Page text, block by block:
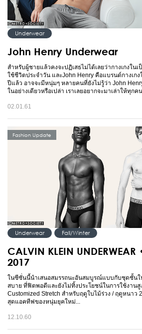
Underwear
John Henry Underwear
สำหรับผู้ชายแล้วคงจะปฏิเสธไม่ได้เลยว่ากางเกงใน
ใช้ชีวิตประจำวัน และJohn Henry คือแบรนด์กางเก
ปีแล้ว อาจจะมีหนุ่มๆ หลายคนที่ยังไม่รู้ว่า John
ในอย่างเดียวหรือเปล่า เราเลยอยากจะมาเล่าให้ทุกคน
02.01.61
Fashion Update
Underwear Fall/Winter
CALVIN KLEIN
2017
ในซีซั่นนี้นำเสนอสมรรถนะอันสมบูรณ์แบบกับชุดชั้น
สบาย ที่ฟิตพอดีและยังไม่ทิ้งประโยชน์ในการใช้งาน
Customized Stretch สำหรับฤดูใบไม้ร่วง / ฤดูหนาว
สุดแอคทีฟของหนุ่มยุคใหม่...
12.10.60